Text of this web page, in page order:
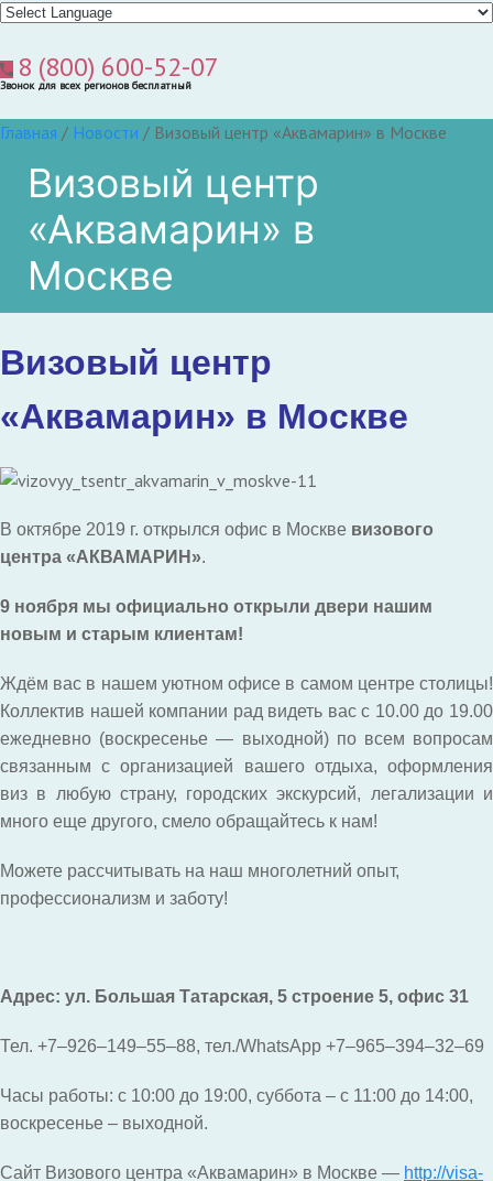
8 (800) 600-52-07
Звонок для всех регионов бесплатный
Главная / Новости / Визовый центр «Аквамарин» в Москве
Визовый центр
«Аквамарин» в
Москве
Визовый центр
«Аквамарин» в Москве
В октябре 2019 г. открылся офис в Москве визового
центра «АКВАМАРИН».
9 ноября мы официально открыли двери нашим
новым и старым клиентам!
Ждём вас в нашем уютном офисе в самом центре столицы!
Коллектив нашей компании рад видеть вас с 10.00 до 19.00
ежедневно (воскресенье — выходной) по всем вопросам
связанным с организацией вашего отдыха, оформления
виз в любую страну, городских экскурсий, легализации и
много еще другого, смело обращайтесь к нам!
Можете рассчитывать на наш многолетний опыт,
профессионализм и заботу!
Адрес: ул. Большая Татарская, 5 строение 5, офис 31
Тел. +7‒926‒149‒55‒88, тел./WhatsApp +7‒965‒394‒32‒69
Часы работы: c 10:00 до 19:00, суббота – с 11:00 до 14:00,
воскресенье – выходной.
Сайт Визового центра «Аквамарин» в Москве — http://visa-